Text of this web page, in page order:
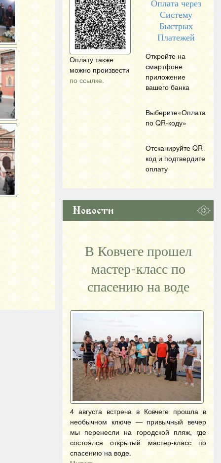
Оплату также
можно произвести
по ссылке.
Оплата через
Систему
Быстрых
Платежей
Откройте на
смартфоне
приложение
вашего банка
Выберите«Оплата
по QR-коду»
Отсканируйте QR
код и подтвердите
оплату
Новости
В Ковчеге прошел
мастер-класс по
спасению на воде
4 августа встреча в Ковчеге прошла в
необычном ключе — привычный вечер
мы перенесли на городской пляж, где
состоялся открытый мастер-класс по
спасению на воде.